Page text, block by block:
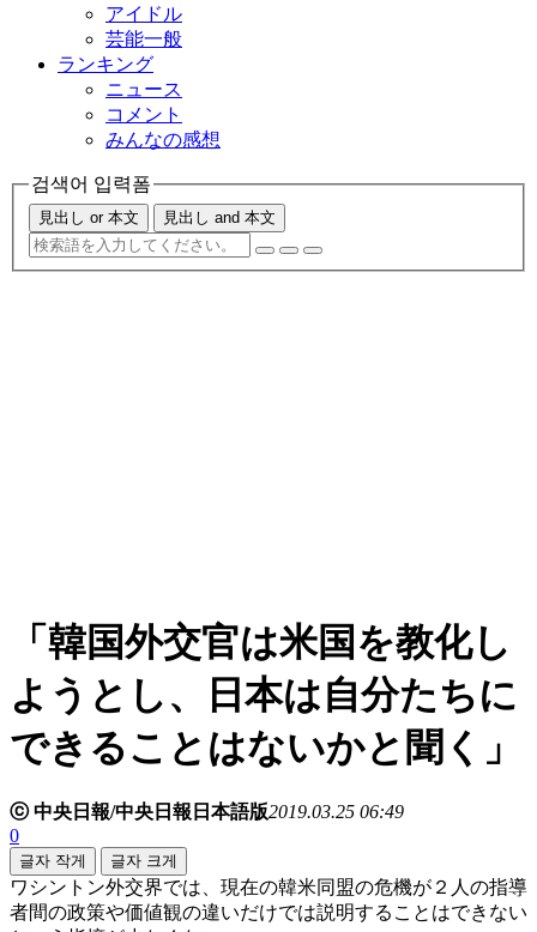
アイドル
芸能一般
ランキング
ニュース
コメント
みんなの感想
검색어 입력폼
見出し or 本文 見出し and 本文
「韓国外交官は米国を教化し
ようとし、日本は自分たちに
できることはないかと聞く」
ⓒ 中央日報/中央日報日本語版2019.03.25 06:49
0
글자 작게 글자 크게
ワシントン外交界では、現在の韓米同盟の危機が２人の指導
者間の政策や価値観の違いだけでは説明することはできない